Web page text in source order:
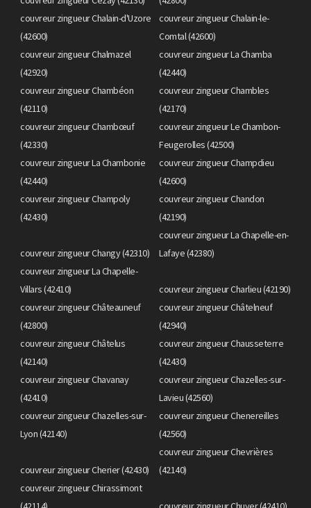
couvreur zingueur Chalain-d'Uzore
(42600)
couvreur zingueur Chalain-le-
Comtal (42600)
couvreur zingueur Chalmazel
(42920)
couvreur zingueur La Chamba
(42440)
couvreur zingueur Chambéon
(42110)
couvreur zingueur Chambles
(42170)
couvreur zingueur Chambœuf
(42330)
couvreur zingueur Le Chambon-
Feugerolles (42500)
couvreur zingueur La Chambonie
(42440)
couvreur zingueur Champdieu
(42600)
couvreur zingueur Champoly
(42430)
couvreur zingueur Chandon
(42190)
couvreur zingueur Changy (42310)
couvreur zingueur La Chapelle-en-
Lafaye (42380)
couvreur zingueur La Chapelle-
Villars (42410)
couvreur zingueur Charlieu (42190)
couvreur zingueur Châteauneuf
(42800)
couvreur zingueur Châtelneuf
(42940)
couvreur zingueur Châtelus
(42140)
couvreur zingueur Chausseterre
(42430)
couvreur zingueur Chavanay
(42410)
couvreur zingueur Chazelles-sur-
Lavieu (42560)
couvreur zingueur Chazelles-sur-
Lyon (42140)
couvreur zingueur Chenereilles
(42560)
couvreur zingueur Cherier (42430)
couvreur zingueur Chevrières
(42140)
couvreur zingueur Chirassimont